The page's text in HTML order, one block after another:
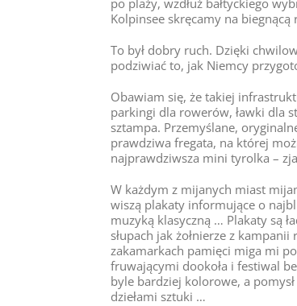
po plaży, wzdłuż bałtyckiego
Kolpinsee skręcamy na
To był dobry ruch. Dzięki
podziwiać to, jak Niemcy
Obawiam się, że takiej
parkingi dla rowerów, ławki dla
sztampa. Przemyślane,
prawdziwa fregata, na której
najprawdziwsza mini tyrolka –
W każdym z mijanych miast
wiszą plakaty informujące o
muzyką klasyczną … Plakaty są
słupach jak żołnierze z
zakamarkach pamięci miga mi
fruwającymi dookoła i festiwal
byle bardziej kolorowe, a
dziełami sztuki …